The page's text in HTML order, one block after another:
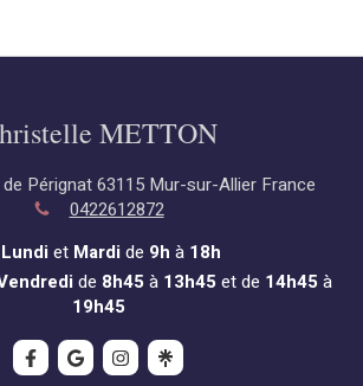
METTON
Pérignat 63115 Mur-sur-Allier France
0422612872
Lundiet Mardide 9h à 18h
de 8h45 à 13h45 et de 14h45 à
19h45